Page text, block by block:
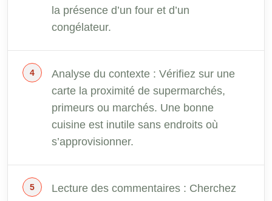
la présence d’un four et d’un
congélateur.
Analyse du contexte : Vérifiez sur une
carte la proximité de supermarchés,
primeurs ou marchés. Une bonne
cuisine est inutile sans endroits où
s’approvisionner.
Lecture des commentaires : Cherchez